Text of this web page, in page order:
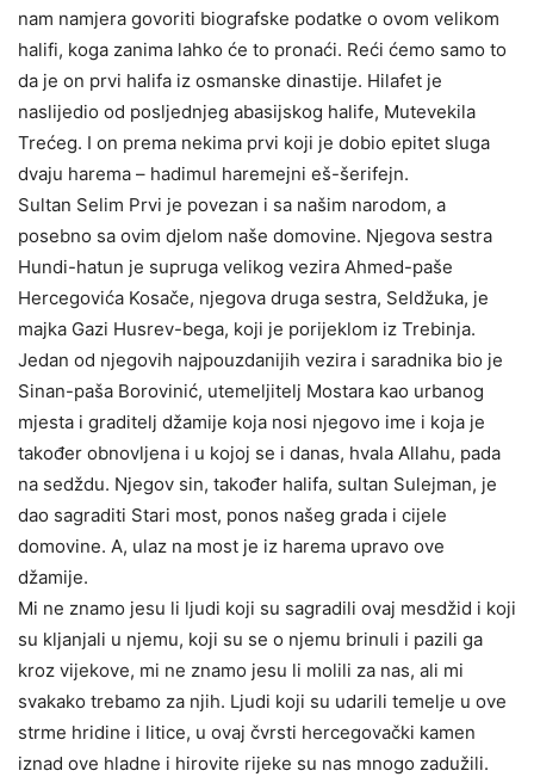
nam namjera govoriti biografske podatke o ovom velikom
halifi, koga zanima lahko će to pronaći. Reći ćemo samo to
da je on prvi halifa iz osmanske dinastije. Hilafet je
naslijedio od posljednjeg abasijskog halife, Mutevekila
Trećeg. I on prema nekima prvi koji je dobio epitet sluga
dvaju harema – hadimul haremejni eš-šerifejn.
Sultan Selim Prvi je povezan i sa našim narodom, a
posebno sa ovim djelom naše domovine. Njegova sestra
Hundi-hatun je supruga velikog vezira Ahmed-paše
Hercegovića Kosače, njegova druga sestra, Seldžuka, je
majka Gazi Husrev-bega, koji je porijeklom iz Trebinja.
Jedan od njegovih najpouzdanijih vezira i saradnika bio je
Sinan-paša Borovinić, utemeljitelj Mostara kao urbanog
mjesta i graditelj džamije koja nosi njegovo ime i koja je
također obnovljena i u kojoj se i danas, hvala Allahu, pada
na sedždu. Njegov sin, također halifa, sultan Sulejman, je
dao sagraditi Stari most, ponos našeg grada i cijele
domovine. A, ulaz na most je iz harema upravo ove
džamije.
Mi ne znamo jesu li ljudi koji su sagradili ovaj mesdžid i koji
su kljanjali u njemu, koji su se o njemu brinuli i pazili ga
kroz vijekove, mi ne znamo jesu li molili za nas, ali mi
svakako trebamo za njih. Ljudi koji su udarili temelje u ove
strme hridine i litice, u ovaj čvrsti hercegovački kamen
iznad ove hladne i hirovite rijeke su nas mnogo zadužili.